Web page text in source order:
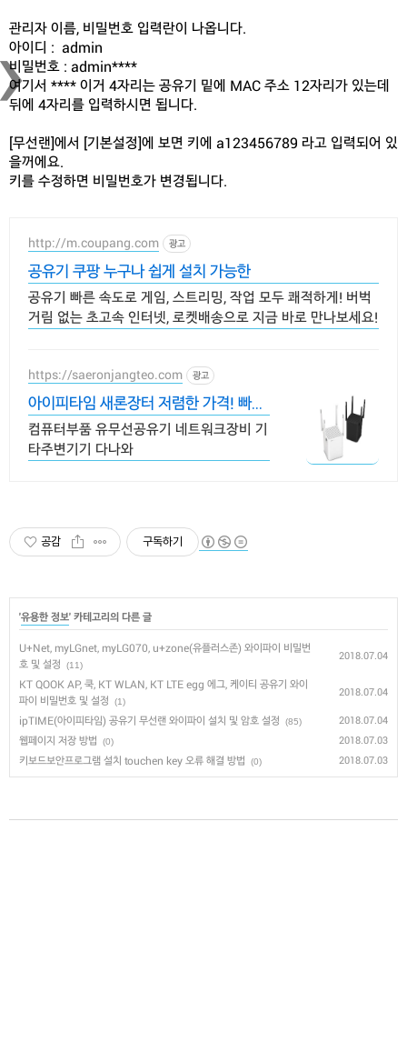
관리자 이름, 비밀번호 입력란이 나옵니다.
아이디 : admin
비밀번호 : admin****
여기서 **** 이거 4자리는 공유기 밑에 MAC 주소 12자리가 있는데
뒤에 4자리를 입력하시면 됩니다.
[무선랜]에서 [기본설정]에 보면 키에 a123456789 라고 입력되어 있
을꺼에요.
키를 수정하면 비밀번호가 변경됩니다.
http://m.coupang.com 광고
공유기 쿠팡 누구나 쉽게 설치 가능한
공유기 빠른 속도로 게임, 스트리밍, 작업 모두 쾌적하게! 버벅
거림 없는 초고속 인터넷, 로켓배송으로 지금 바로 만나보세요!
https://saeronjangteo.com 광고
아이피타임 새론장터 저렴한 가격! 빠른
배송!
컴퓨터부품 유무선공유기 네트워크장비 기
타주변기기 다나와
공감 구독하기
'유용한 정보' 카테고리의 다른 글
U+Net, myLGnet, myLG070, u+zone(유플러스존) 와이파이 비밀번
호 및 설정
(11)
2018.07.04
KT QOOK AP, 쿡, KT WLAN, KT LTE egg 에그, 케이티 공유기 와이
파이 비밀번호 및 설정
(1)
2018.07.04
ipTIME(아이피타임) 공유기 무선랜 와이파이 설치 및 암호 설정 (85) 2018.07.04
웹페이지 저장 방법 (0) 2018.07.03
키보드보안프로그램 설치 touchen key 오류 해결 방법 (0) 2018.07.03